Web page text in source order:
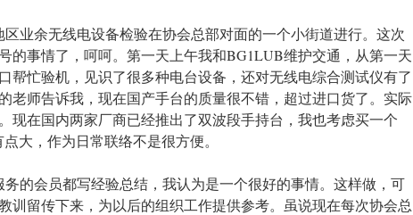
业余无线电设备检验在协会总部对面的一个小街道进行。这次
的事情了，呵呵。第一天上午我和BG1LUB维护交通，从第一天
帮忙验机，见识了很多种电台设备，还对无线电综合测试仪有了
老师告诉我，现在国产手台的质量很不错，超过进口货了。实际
现在国内两家厂商已经推出了双波段手持台，我也考虑买一个
大，作为日常联络不是很方便。
的会员都写经验总结，我认为是一个很好的事情。这样做，可
训留传下来，为以后的组织工作提供参考。虽说现在每次协会总